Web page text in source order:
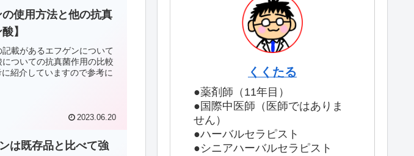
使用方法と他の抗真
】
載があるエフゲンについて
ついての抗真菌作用の比較
紹介していますので参考に
2023.06.20
は既存品と比べて強
くくたる
●薬剤師（11年目）
●国際中医師（医師ではありま
せん）
●ハーバルセラピスト
●シニアハーバルセラピスト